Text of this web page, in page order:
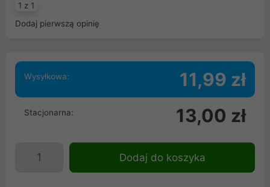
1 z 1
Dodaj pierwszą opinię
Wysyłkowa: 11,99 zł
Stacjonarna: 13,00 zł
Dodaj do koszyka